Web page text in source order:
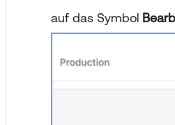
auf das Symbol